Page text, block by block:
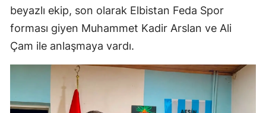
beyazlı ekip, son olarak Elbistan Feda Spor
forması giyen Muhammet Kadir Arslan ve Ali
Çam ile anlaşmaya vardı.